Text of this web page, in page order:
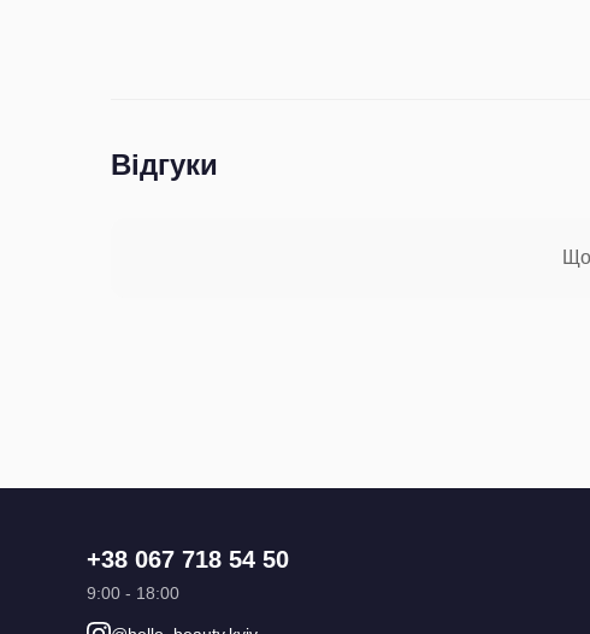
Відгуки
+38 067 718 54 50
9:00 - 18:00